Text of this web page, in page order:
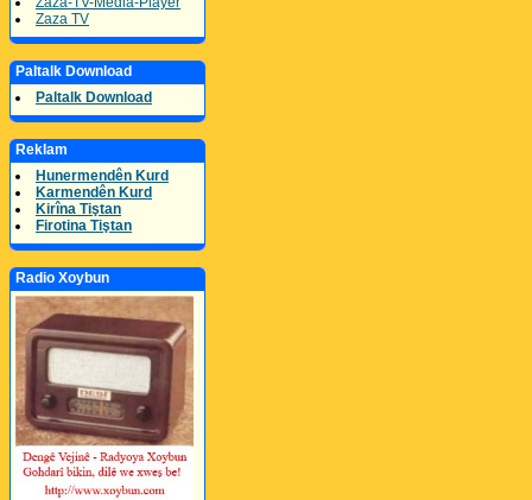
Zaza TV
Paltalk Download
Paltalk Download
Reklam
Hunermendên Kurd
Karmendên Kurd
Kirîna Tiştan
Firotina Tiştan
Radio Xoybun